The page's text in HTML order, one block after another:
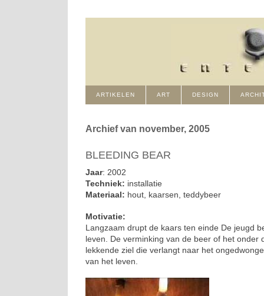
ARTIKELEN ART DESIGN
Archief van november, 2005
BLEEDING BEAR
Jaar: 2002
Techniek: installatie
Materiaal: hout, kaarsen, teddybeer
Motivatie:
Langzaam drupt de kaars ten einde De jeugd
leven. De verminking van de beer of het onder
lekkende ziel die verlangt naar het
van het leven.